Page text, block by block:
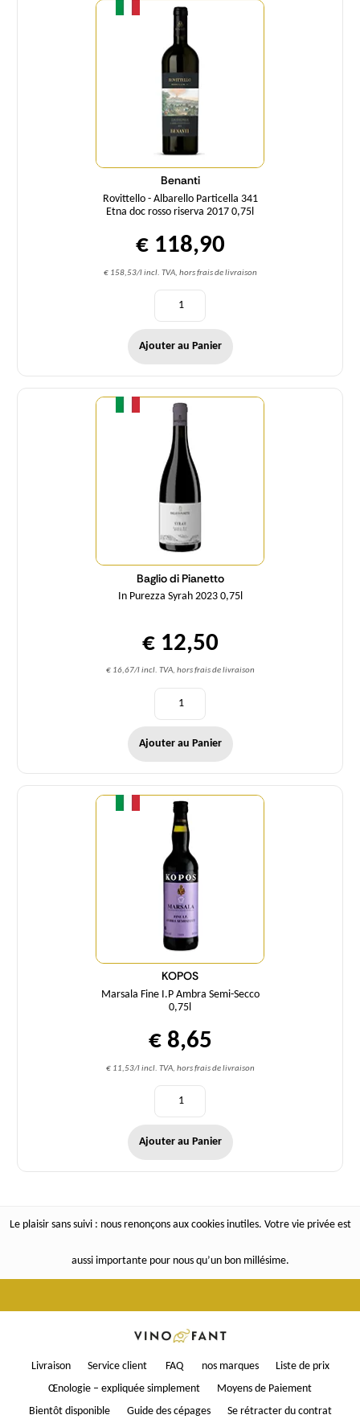
Benanti
Rovittello - Albarello Particella 341
Etna doc rosso riserva 2017 0,75l
€ 118,90
€ 158,53/l incl. TVA, hors frais de livraison
Ajouter au Panier
Baglio di Pianetto
In Purezza Syrah 2023 0,75l
€ 12,50
€ 16,67/l incl. TVA, hors frais de livraison
Quantité
Ajouter au Panier
KOPOS
Marsala Fine I.P Ambra Semi-Secco
0,75l
€ 8,65
€ 11,53/l incl. TVA, hors frais de livraison
Quantité
Ajouter au Panier
Le plaisir sans suivi : nous renonçons aux cookies inutiles. Votre vie privée est
aussi importante pour nous qu’un bon millésime.
Livraison Service client FAQ nos marques
Liste de prix
Œnologie – expliquée simplement
Moyens de Paiement
Bientôt disponible
Guide des cépages Se rétracter du contrat